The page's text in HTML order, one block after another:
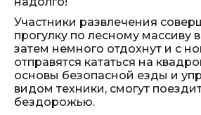
Участники развлечения
прогулку по лесному массиву
затем немного отдохнут и с
отправятся кататься на
основы безопасной езды и
видом техники, смогут
бездорожью.